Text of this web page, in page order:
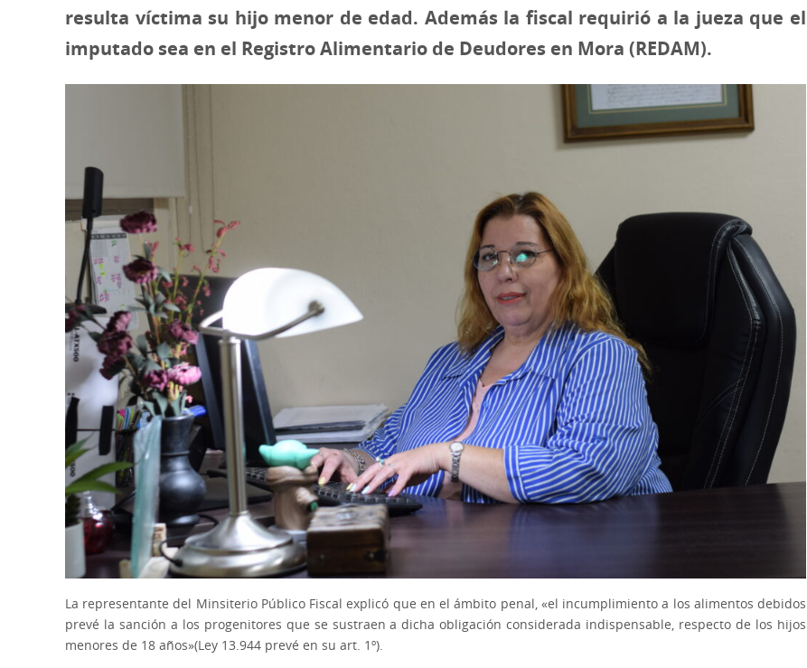
resulta víctima su hijo menor de edad. Además la fiscal requirió a la jueza que el
imputado sea en el Registro Alimentario de Deudores en Mora (REDAM).
La representante del Minsiterio Público Fiscal explicó que en el ámbito penal, «el incumplimiento a los alimentos debidos
prevé la sanción a los progenitores que se sustraen a dicha obligación considerada indispensable, respecto de los hijos
menores de 18 años»(Ley 13.944 prevé en su art. 1º).